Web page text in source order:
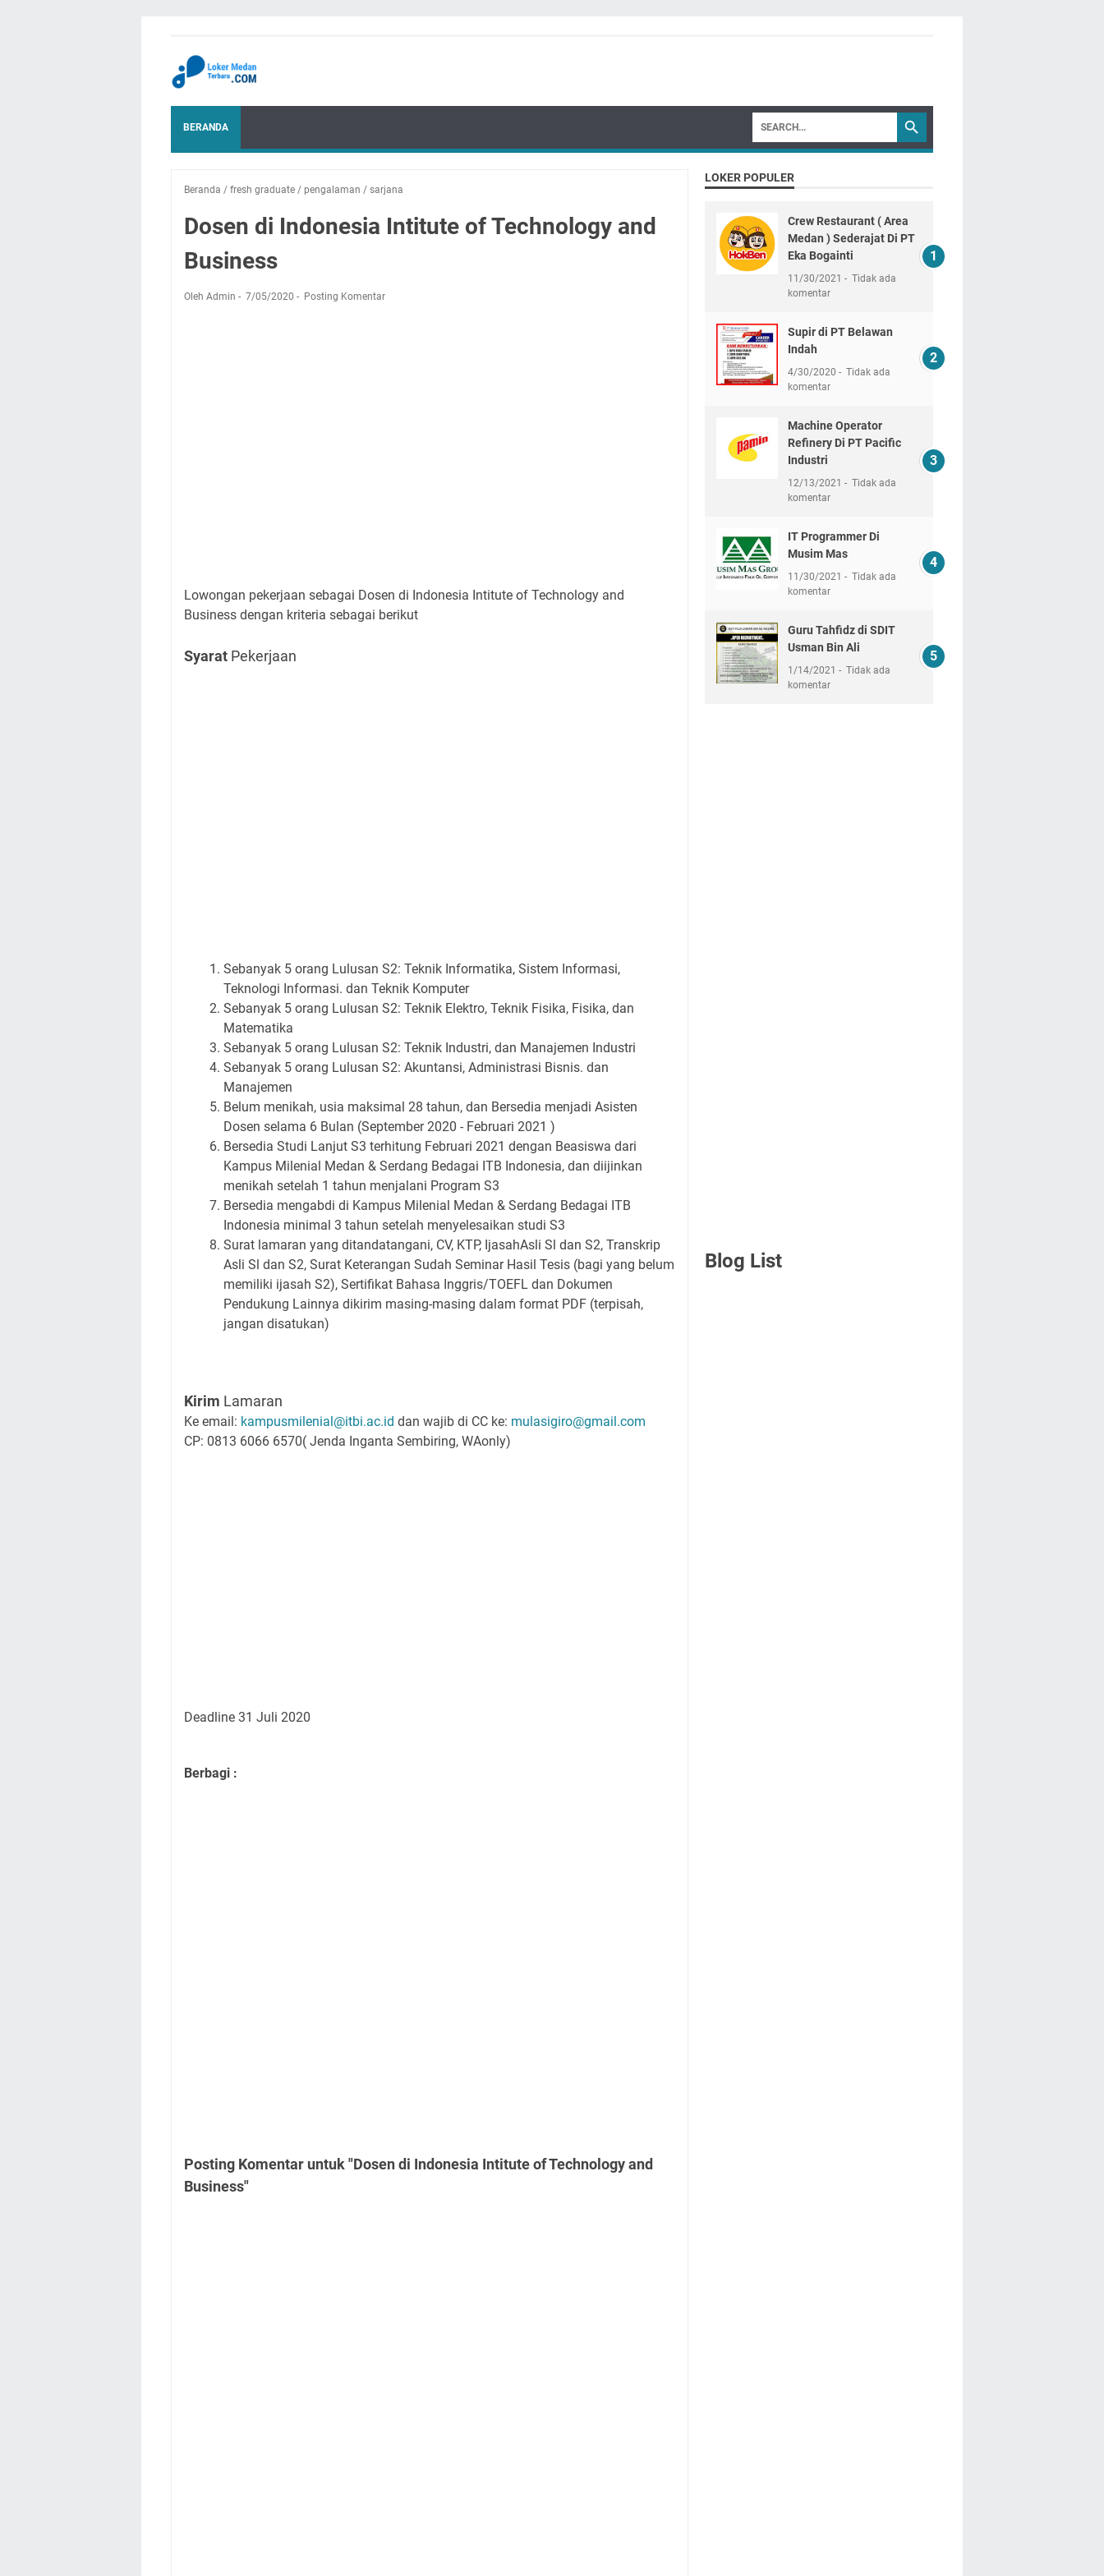
BERANDA
Beranda / fresh graduate / pengalaman / sarjana
Dosen di Indonesia Intitute of Technology and
Business
Oleh Admin 7/05/2020 Posting Komentar
Lowongan pekerjaan sebagai Dosen di Indonesia Intitute of Technology and
Business dengan kriteria sebagai berikut
Syarat Pekerjaan
Sebanyak 5 orang Lulusan S2: Teknik Informatika, Sistem Informasi,
Teknologi Informasi. dan Teknik Komputer
Sebanyak 5 orang Lulusan S2: Teknik Elektro, Teknik Fisika, Fisika, dan
Matematika
Sebanyak 5 orang Lulusan S2: Teknik Industri, dan Manajemen Industri
Sebanyak 5 orang Lulusan S2: Akuntansi, Administrasi Bisnis. dan
Manajemen
Belum menikah, usia maksimal 28 tahun, dan Bersedia menjadi Asisten
Dosen selama 6 Bulan (September 2020 - Februari 2021 )
Bersedia Studi Lanjut S3 terhitung Februari 2021 dengan Beasiswa dari
Kampus Milenial Medan & Serdang Bedagai ITB Indonesia, dan diijinkan
menikah setelah 1 tahun menjalani Program S3
Bersedia mengabdi di Kampus Milenial Medan & Serdang Bedagai ITB
Indonesia minimal 3 tahun setelah menyelesaikan studi S3
Surat lamaran yang ditandatangani, CV, KTP, IjasahAsli Sl dan S2, Transkrip
Asli Sl dan S2, Surat Keterangan Sudah Seminar Hasil Tesis (bagi yang belum
memiliki ijasah S2), Sertifikat Bahasa Inggris/TOEFL dan Dokumen
Pendukung Lainnya dikirim masing-masing dalam format PDF (terpisah,
jangan disatukan)
Kirim Lamaran
Ke email: kampusmilenial@itbi.ac.id dan wajib di CC ke: mulasigiro@gmail.com
CP: 0813 6066 6570( Jenda Inganta Sembiring, WAonly)
Deadline 31 Juli 2020
Berbagi :
Posting Komentar untuk "Dosen di Indonesia Intitute of Technology and
Business"
LOKER POPULER
Crew Restaurant ( Area
Medan ) Sederajat Di PT
Eka Bogainti
11/30/2021
Tidak ada
komentar
Supir di PT Belawan
Indah
4/30/2020
Tidak ada
komentar
Machine Operator
Refinery Di PT Pacific
Industri
12/13/2021
Tidak ada
komentar
IT Programmer Di
Musim Mas
11/30/2021
Tidak ada
komentar
Guru Tahfidz di SDIT
Usman Bin Ali
1/14/2021
Tidak ada
komentar
Blog List